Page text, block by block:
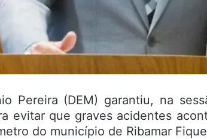
Pereira (DEM) garantiu, na
evitar que graves acidentes
do município de Ribamar